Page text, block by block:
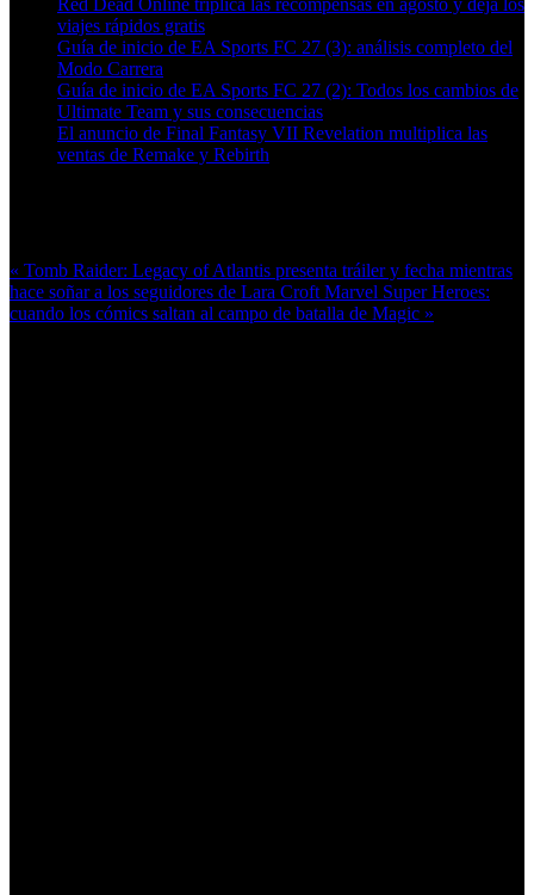
Red Dead Online triplica las recompensas en agosto y deja los
viajes rápidos gratis
Guía de inicio de EA Sports FC 27 (3): análisis completo del
Modo Carrera
Guía de inicio de EA Sports FC 27 (2): Todos los cambios de
Ultimate Team y sus consecuencias
El anuncio de Final Fantasy VII Revelation multiplica las
ventas de Remake y Rebirth
« Tomb Raider: Legacy of Atlantis presenta tráiler y fecha mientras
hace soñar a los seguidores de Lara Croft Marvel Super Heroes:
cuando los cómics saltan al campo de batalla de Magic »